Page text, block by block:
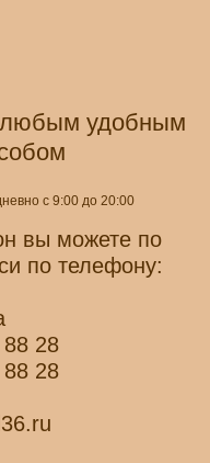
любым удобным
с 9:00 до 20:00
вы можете по
по телефону:
28
28